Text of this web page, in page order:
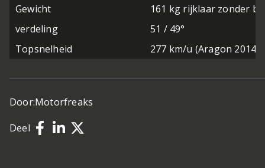
Gewicht
161 kg rijklaar zonder
verdeling
51 / 49°
Topsnelheid
277 km/u (Aragon 2014)
Door:Motorfreaks
Deel